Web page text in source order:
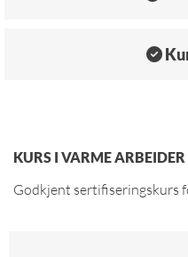

KURS I VARME ARBEIDER
Godkjent sertifiseringskurs